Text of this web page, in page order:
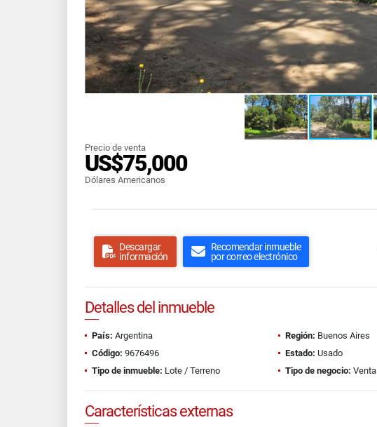
Precio de venta
US$75,000
Dólares Americanos
Descargar
información
Recomendar inmueble
por correo electrónico
Detalles del inmueble
País: Argentina Región: Buenos Aires
Código: 9676496 Estado: Usado
Tipo de inmueble: Lote / Terreno Tipo de negocio: Venta
Características externas